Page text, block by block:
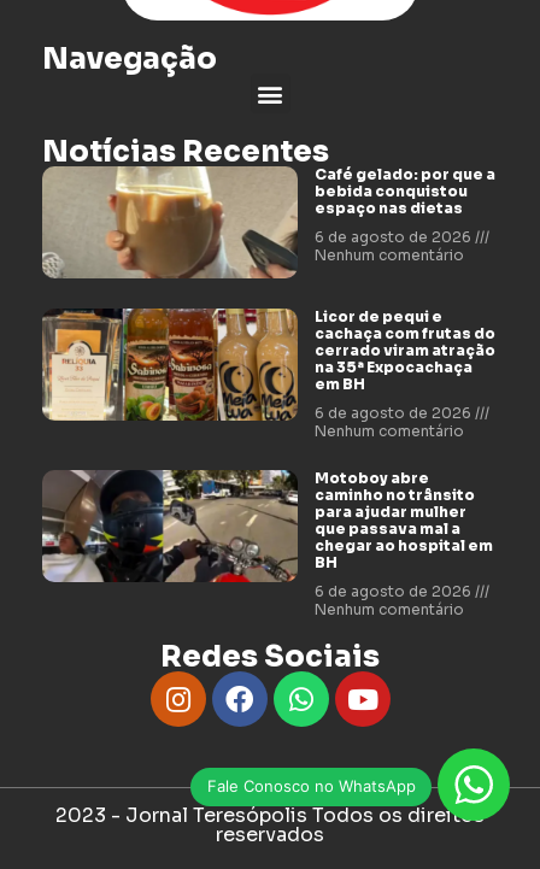
Fale Conosco no WhatsApp
Navegação
Notícias Recentes
Café gelado: por que a
bebida conquistou
espaço nas dietas
6 de agosto de 2026
Nenhum comentário
Licor de pequi e
cachaça com frutas do
cerrado viram atração
na 35ª Expocachaça
em BH
6 de agosto de 2026
Nenhum comentário
Motoboy abre
caminho no trânsito
para ajudar mulher
que passava mal a
chegar ao hospital em
BH
6 de agosto de 2026
Nenhum comentário
Redes Sociais
2023 - Jornal Teresópolis Todos os direitos
reservados